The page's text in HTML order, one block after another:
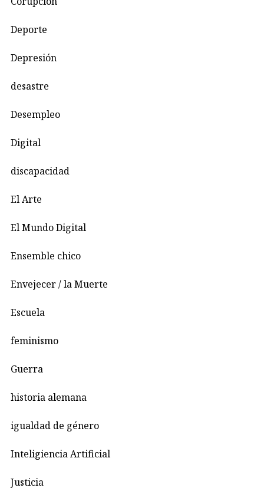
Deporte
Depresión
desastre
Desempleo
Digital
discapacidad
El Arte
El Mundo Digital
Ensemble chico
Envejecer / la Muerte
Escuela
feminismo
Guerra
historia alemana
igualdad de género
Inteligiencia Artificial
Justicia